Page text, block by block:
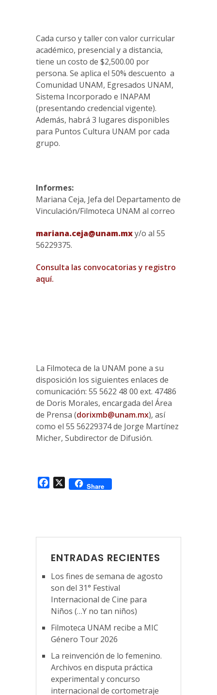
Cada curso y taller con valor curricular
académico, presencial y a distancia,
tiene un costo de $2,500.00 por
persona. Se aplica el 50% descuento a
Comunidad UNAM, Egresados UNAM,
Sistema Incorporado e INAPAM
(presentando credencial vigente).
Además, habrá 3 lugares disponibles
para Puntos Cultura UNAM por cada
grupo.
Informes:
Mariana Ceja, Jefa del Departamento de
Vinculación/Filmoteca UNAM al correo
mariana.ceja@unam.mxy/o al 55
56229375.
Consulta las convocatorias y registro
aquí.
La Filmoteca de la UNAM pone a su
disposición los siguientes enlaces de
comunicación: 55 5622 48 00 ext. 47486
de Doris Morales, encargada del Área
de Prensa (dorixmb@unam.mx), así
como el 55 56229374 de Jorge Martínez
Micher, Subdirector de Difusión.
Facebook
X Share
ENTRADAS RECIENTES
Los fines de semana de agosto
son del 31° Festival
Internacional de Cine para
Niños (…Y no tan niños)
Filmoteca UNAM recibe a MIC
Género Tour 2026
La reinvención de lo femenino.
Archivos en disputa práctica
experimental y concurso
internacional de cortometraje